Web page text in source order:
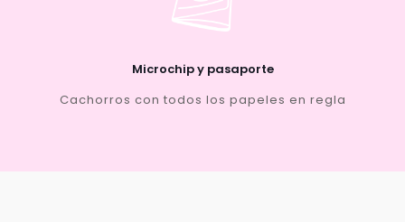
Microchip y pasaporte
Cachorros con todos los papeles en regla